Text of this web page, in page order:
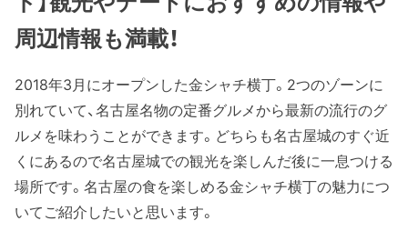
周辺情報も満載！
2018年3月にオープンした金シャチ横丁。2つのゾーンに
別れていて、名古屋名物の定番グルメから最新の流行のグ
ルメを味わうことができます。どちらも名古屋城のすぐ近
くにあるので名古屋城での観光を楽しんだ後に一息つける
場所です。名古屋の食を楽しめる金シャチ横丁の魅力につ
いてご紹介したいと思います。